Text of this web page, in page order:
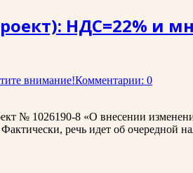
НДС=22% и
внимание!Комментарии: 0
№ 1026190-8 «О внесении
речь идет об очередной